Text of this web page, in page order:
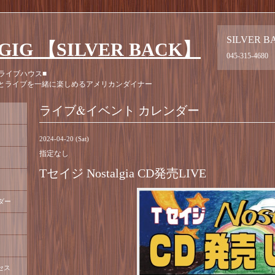
SILVER
045-315-4680
【SILVER BACK】
イブハウス■
ライブを一緒に楽しめるアメリカンダイナー
ライブ&イベント カレンダー
2024-04-20 (Sat)
指定なし
Tセイジ Nostalgia CD発売LIVE
ー
ス